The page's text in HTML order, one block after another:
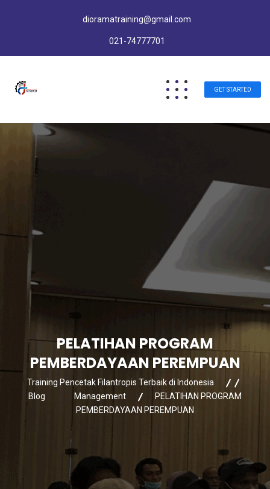
dioramatraining@gmail.com
021-74777701
GET STARTED
PELATIHAN PROGRAM
PEMBERDAYAAN PEREMPUAN
Training Pencetak Filantropis Terbaik di Indonesia
Blog
Management
PELATIHAN PROGRAM
PEMBERDAYAAN PEREMPUAN